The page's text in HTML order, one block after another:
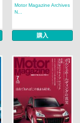
Motor Magazine Archives
N...
購入